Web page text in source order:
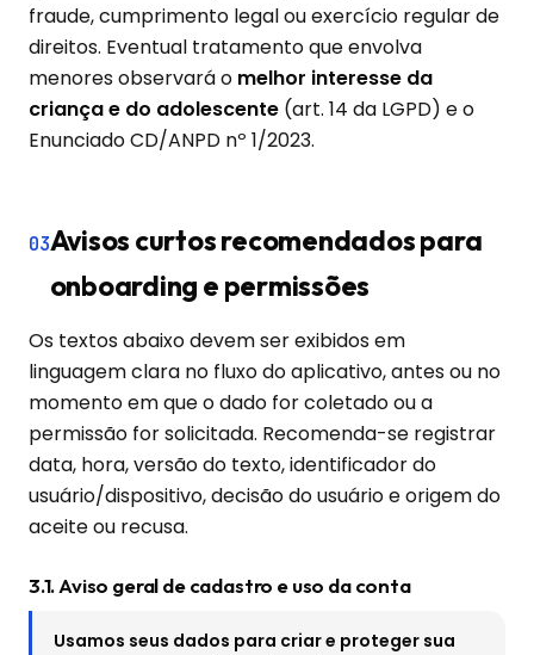
fraude, cumprimento legal ou exercício regular de
direitos. Eventual tratamento que envolva
menores observará o melhor interesse da
criança e do adolescente (art. 14 da LGPD) e o
Enunciado CD/ANPD nº 1/2023.
03Avisos curtos recomendados para
onboarding e permissões
Os textos abaixo devem ser exibidos em
linguagem clara no fluxo do aplicativo, antes ou no
momento em que o dado for coletado ou a
permissão for solicitada. Recomenda-se registrar
data, hora, versão do texto, identificador do
usuário/dispositivo, decisão do usuário e origem do
aceite ou recusa.
3.1. Aviso geral de cadastro e uso da conta
Usamos seus dados para criar e proteger sua